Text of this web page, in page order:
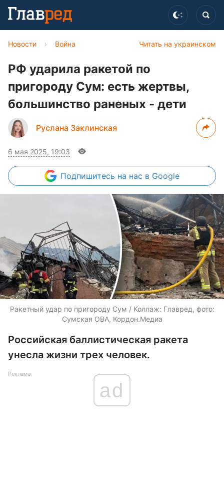
Читать на украинском
Новости › Война
РФ ударила ракетой по
пригороду Сум: есть жертвы,
большинство раненых - дети
Руслана Заклинская
6 мая 2025, 19:03
Подпишитесь на нас в Google
Ракетный удар по пригороду Сум / Коллаж: Главред, фото:
Сумская ОВА, Кордон.Медиа
Российская баллистическая ракета
унесла жизни трех человек.
Реклама
ad